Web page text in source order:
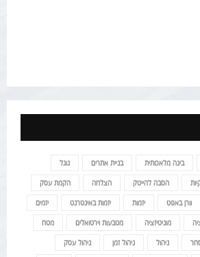
בינה מלאכותית בניית אתרים גוגל
הסבה להייטק הצלחה הקמת עסק
וורן באפט יזמות יזמות באינטרנט יזמים
מוניטיזציה מטבעות וירטואלים מטח
ניהול ניהול זמן ניהול עסק